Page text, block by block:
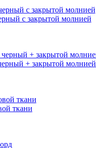
с закрытой молнией
+ закрытой молнией
ткани